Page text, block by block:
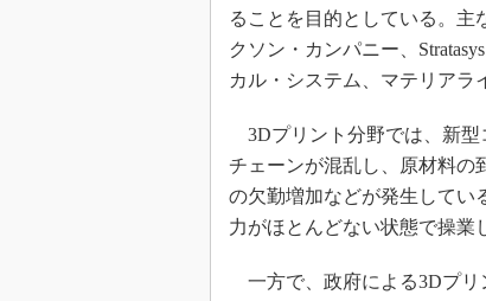
ることを目的としている。主
クソン・カンパニー、
カル・システム、マテリアラ
3Dプリント分野では、新型
チェーンが混乱し、原材料の
の欠勤増加などが発生してい
力がほとんどない状態で操業
一方で、政府による3Dプリ